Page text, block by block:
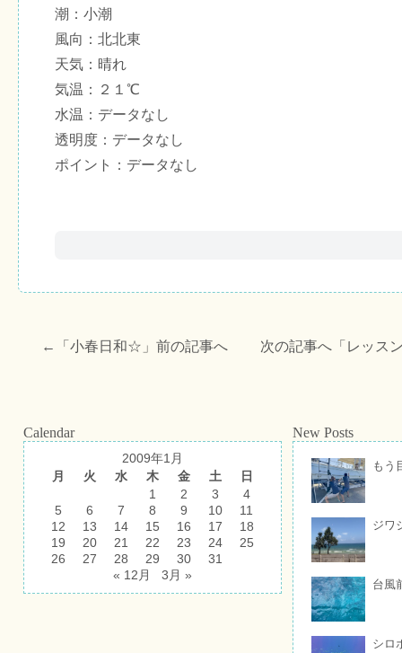
潮：小潮
風向：北北東
天気：晴れ
気温：２１℃
水温：データなし
透明度：データなし
ポイント：データなし
←「 小春日和☆ 」前の記事へ 次の記事へ「 レッス
Calendar
2009年1月
月
火 水 木 金 土
日
1
2 3
4
5
6 7 8 9 10
11
12
13 14 15 16 17
18
19
20 21 22 23 24
25
26
27 28 29 30
31
« 12月
3月 »
New Posts
もう
ジワ
台風
シロ